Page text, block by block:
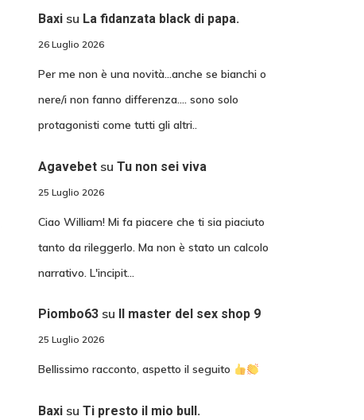
Baxisu La fidanzata black di papa.
26 Luglio 2026
Per me non è una novità...anche se bianchi o
nere/i non fanno differenza.... sono solo
protagonisti come tutti gli altri..
Agavebetsu Tu non sei viva
25 Luglio 2026
Ciao William! Mi fa piacere che ti sia piaciuto
tanto da rileggerlo. Ma non è stato un calcolo
narrativo. L'incipit…
Piombo63su Il master del sex shop 9
25 Luglio 2026
Bellissimo racconto, aspetto il seguito
Baxisu Ti presto il mio bull.